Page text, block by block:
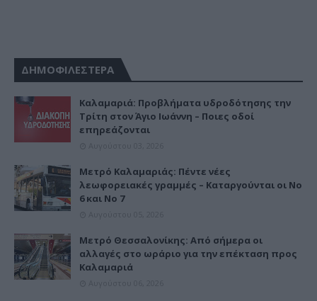
ΔΗΜΟΦΙΛΕΣΤΕΡΑ
Καλαμαριά: Προβλήματα υδροδότησης την
Τρίτη στον Άγιο Ιωάννη – Ποιες οδοί
επηρεάζονται
Μετρό Καλαμαριάς: Πέντε νέες
λεωφορειακές γραμμές – Καταργούνται οι Νο
6 και Νο 7
Μετρό Θεσσαλονίκης: Από σήμερα οι
αλλαγές στο ωράριο για την επέκταση προς
Καλαμαριά